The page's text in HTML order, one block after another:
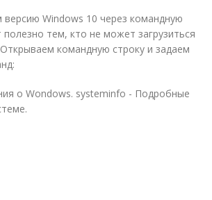
версию Windows 10 через командную
полезно тем, кто не может загрузиться
командную строку и задаем
о Wondows. systeminfo - Подробные